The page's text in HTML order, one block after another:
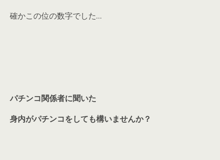
確かこの位の数字でした…
パチンコ関係者に聞いた
身内がパチンコをしても構いませんか？